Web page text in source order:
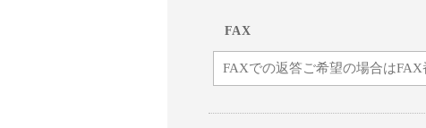
FAX